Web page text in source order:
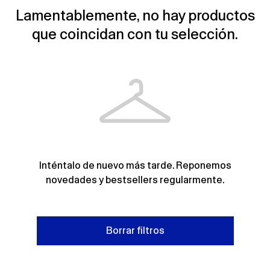
Lamentablemente, no hay productos
que coincidan con tu selección.
Inténtalo de nuevo más tarde. Reponemos
novedades y bestsellers regularmente.
Borrar filtros